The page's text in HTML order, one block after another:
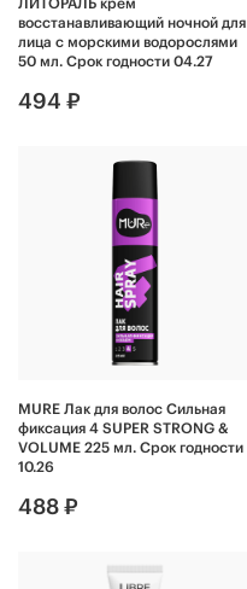
восстанавливающий ночной для
лица с морскими водорослями
50 мл. Срок годности 04.27
494 ₽
MURE Лак для волос Сильная
фиксация 4 SUPER STRONG &
VOLUME 225 мл. Срок годности
10.26
488 ₽